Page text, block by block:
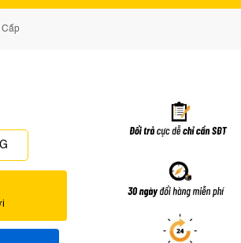
Cấp